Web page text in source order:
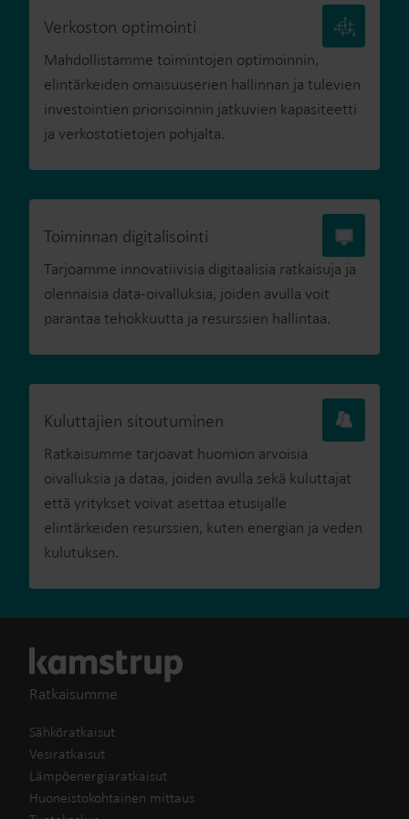
Verkoston optimointi
Mahdollistamme toimintojen optimoinnin,
elintärkeiden omaisuuserien hallinnan ja tulevien
investointien priorisoinnin jatkuvien kapasiteetti
ja verkostotietojen pohjalta.
Toiminnan digitalisointi
Tarjoamme innovatiivisia digitaalisia ratkaisuja ja
olennaisia data-oivalluksia, joiden avulla voit
parantaa tehokkuutta ja resurssien hallintaa.
Kuluttajien sitoutuminen
Ratkaisumme tarjoavat huomion arvoisia
oivalluksia ja dataa, joiden avulla sekä kuluttajat
että yritykset voivat asettaa etusijalle
elintärkeiden resurssien, kuten energian ja veden
kulutuksen.
Ratkaisumme
Sähköratkaisut
Vesiratkaisut
Lämpöenergiaratkaisut
Huoneistokohtainen mittaus